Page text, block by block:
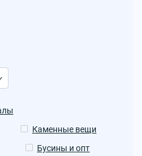
Каменные вещи
Бусины и опт